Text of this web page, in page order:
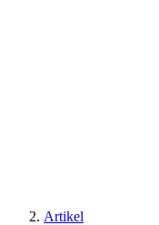
Artikel